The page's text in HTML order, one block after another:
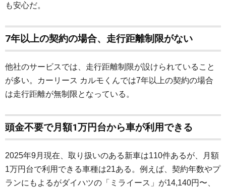
も安心だ。
7年以上の契約の場合、走行距離制限がない
他社のサービスでは、走行距離制限が設けられていること
が多い。カーリース カルモくんでは7年以上の契約の場合
は走行距離が無制限となっている。
頭金不要で月額1万円台から車が利用できる
2025年9月現在、取り扱いのある新車は110件あるが、月額
1万円台で利用できる車種は21ある。例えば、契約年数やプ
ランにもよるがダイハツの「ミライース」が14,140円〜、